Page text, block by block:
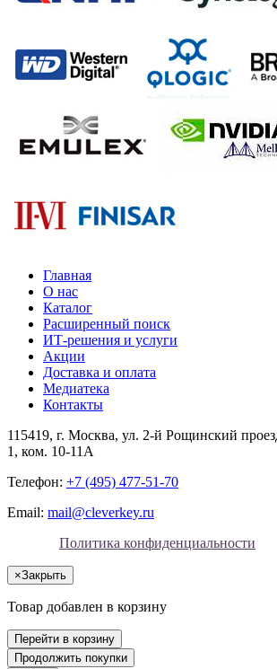
Главная
О нас
Каталог
Расширенный поиск
ИТ-решения и услуги
Акции
Доставка и оплата
Медиатека
Контакты
115419, г. Москва, ул. 2-й Рощинский
1, ком. 10-11А
Телефон: +7 (495) 477-51-70
Email: mail@cleverkey.ru
Политика конфиденциальности
×Закрыть
Товар добавлен в корзину
Перейти в корзину
Продолжить покупки